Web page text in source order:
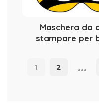
Maschera da
stampare per
1 2 …